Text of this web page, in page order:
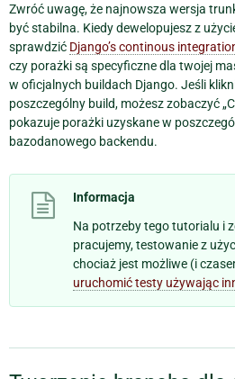
Zwróć uwagę, że najnowsza wersja
być stabilna. Kiedy dewelopujesz z
sprawdzić Django’s continous
czy porażki są specyficzne dla twojej
w oficjalnych buildach Django. Jeśli
poszczególny build, możesz zobaczyć
pokazuje porażki uzyskane w
bazodanowego backendu.
Informacja
Na potrzeby tego tutorialu i
pracujemy, testowanie z
chociaż jest możliwe (i
uruchomić testy używając